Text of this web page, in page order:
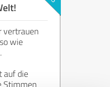
vertrauen
wie
auf die
Stimmen